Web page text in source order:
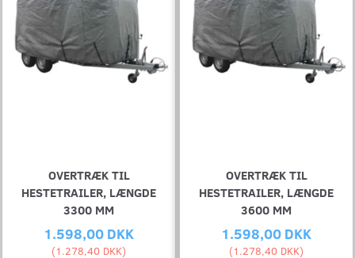
OVERTRÆK TIL
HESTETRAILER, LÆNGDE
3300 MM
1.598,00 DKK
(1.278,40 DKK)
OVERTRÆK TIL
HESTETRAILER, LÆNGDE
3600 MM
1.598,00 DKK
(1.278,40 DKK)